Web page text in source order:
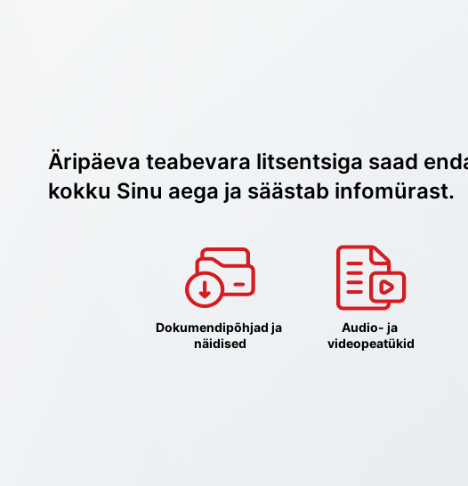
Äripäeva teabevara litsentsiga saad
kokku Sinu aega ja säästab infomürast.
Dokumendipõhjad ja
näidised
Audio- ja
videopeatükid